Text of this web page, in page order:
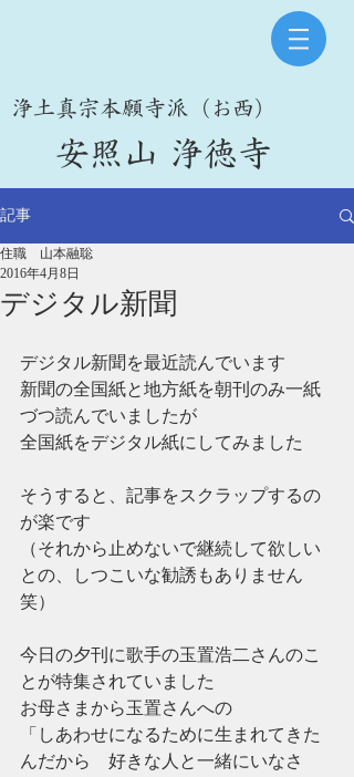
​浄土真宗本願寺派（お西）
​安照山 浄徳寺
記事
デジタル新聞
住職 山本融聡
2016年4月8日
デジタル新聞を最近読んでいます
新聞の全国紙と地方紙を朝刊のみ一紙
づつ読んでいましたが
全国紙をデジタル紙にしてみました
そうすると、記事をスクラップするの
が楽です
（それから止めないで継続して欲しい
との、しつこいな勧誘もありません
笑）
今日の夕刊に歌手の玉置浩二さんのこ
とが特集されていました
お母さまから玉置さんへの
「しあわせになるために生まれてきた
んだから　好きな人と一緒にいなさ